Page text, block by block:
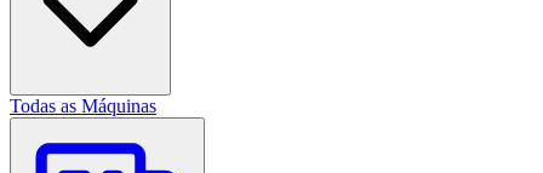
Todas as Máquinas